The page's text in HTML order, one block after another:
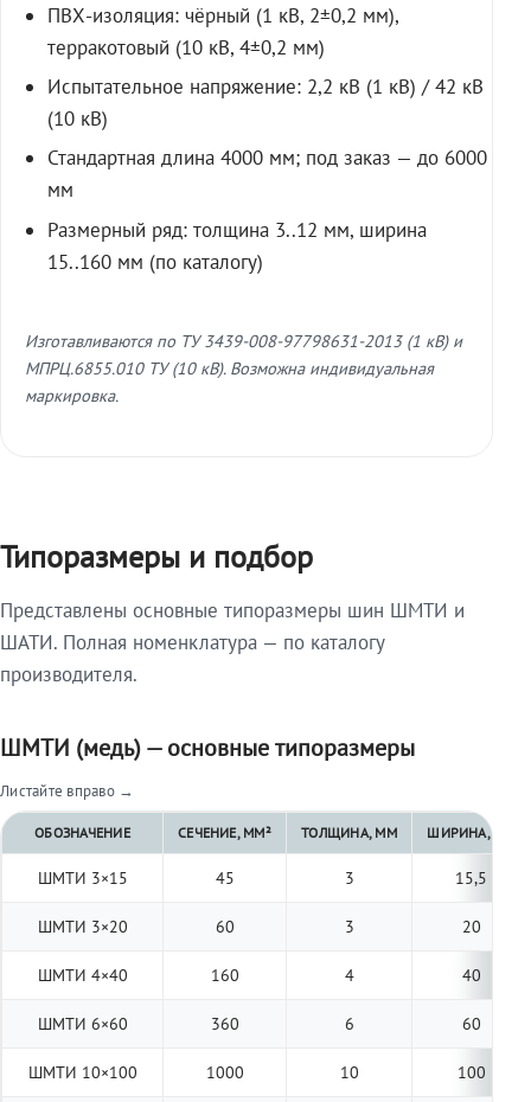
ПВХ-изоляция: чёрный (1 кВ, 2±0,2 мм),
терракотовый (10 кВ, 4±0,2 мм)
Испытательное напряжение: 2,2 кВ (1 кВ) / 42 кВ
(10 кВ)
Стандартная длина 4000 мм; под заказ — до 6000
мм
Размерный ряд: толщина 3..12 мм, ширина
15..160 мм (по каталогу)
Изготавливаются по ТУ 3439-008-97798631-2013 (1 кВ) и
МПРЦ.6855.010 ТУ (10 кВ). Возможна индивидуальная
маркировка.
Типоразмеры и подбор
Представлены основные типоразмеры шин ШМТИ и
ШАТИ. Полная номенклатура — по каталогу
производителя.
ШМТИ (медь) — основные типоразмеры
Листайте вправо →
ОБОЗНАЧЕНИЕ СЕЧЕНИЕ, ММ² ТОЛЩИНА, ММ ШИРИНА, ММ
ШМТИ 3×15 45 3 15,5
ШМТИ 3×20 60 3 20
ШМТИ 4×40 160 4 40
ШМТИ 6×60 360 6 60
ШМТИ 10×100 1000 10 100